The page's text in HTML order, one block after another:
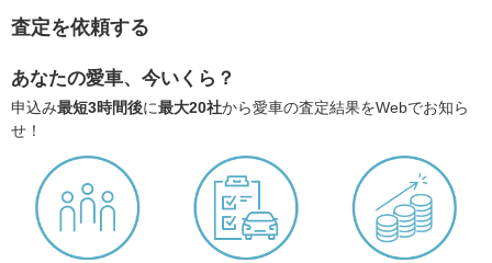
査定を依頼する
あなたの愛車、今いくら？
申込み最短3時間後に最大20社から愛車の査定結果をWebでお知ら
せ！